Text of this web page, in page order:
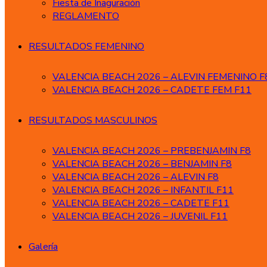
Fiesta de Inaguración
REGLAMENTO
RESULTADOS FEMENINO
VALENCIA BEACH 2026 – ALEVIN FEMENINO
VALENCIA BEACH 2026 – CADETE FEM F11
RESULTADOS MASCULINOS
VALENCIA BEACH 2026 – PREBENJAMIN F8
VALENCIA BEACH 2026 – BENJAMIN F8
VALENCIA BEACH 2026 – ALEVIN F8
VALENCIA BEACH 2026 – INFANTIL F11
VALENCIA BEACH 2026 – CADETE F11
VALENCIA BEACH 2026 – JUVENIL F11
Galería